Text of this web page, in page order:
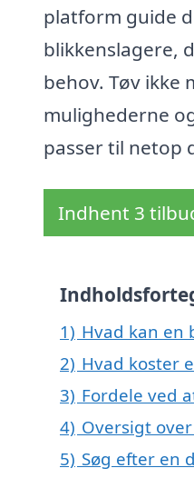
platform guide
blikkenslagere,
behov. Tøv ikke
mulighederne
passer til netop
Indhent 3
1) Hvad kan en
2) Hvad koster
3) Fordele ved
4) Oversigt
5) Søg efter en